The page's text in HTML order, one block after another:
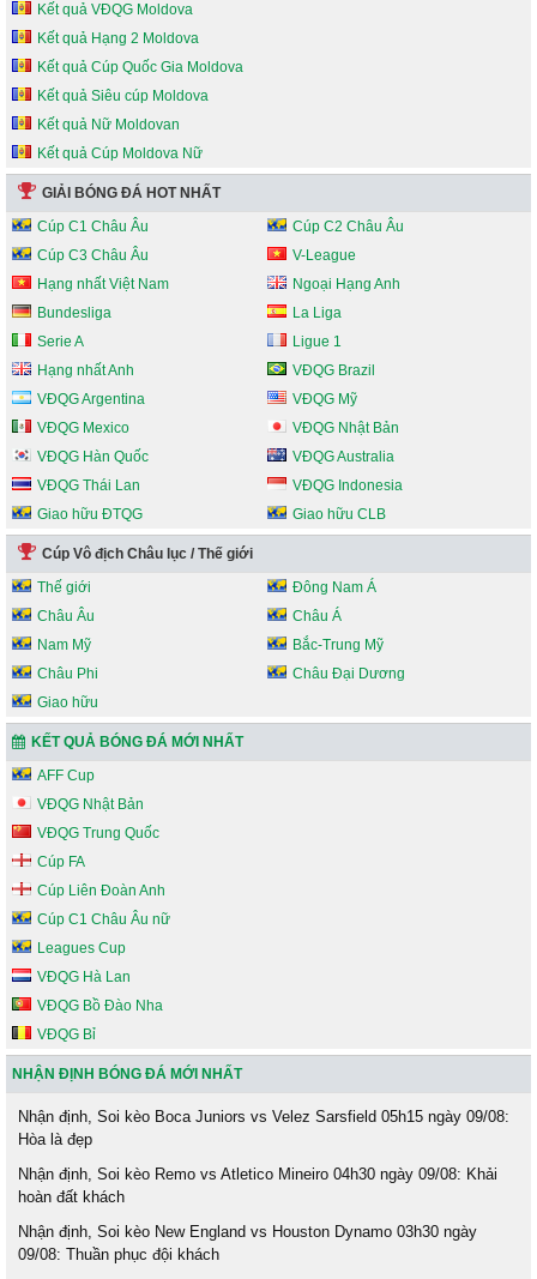
Kết quả VĐQG Moldova
Kết quả Hạng 2 Moldova
Kết quả Cúp Quốc Gia Moldova
Kết quả Siêu cúp Moldova
Kết quả Nữ Moldovan
Kết quả Cúp Moldova Nữ
GIẢI BÓNG ĐÁ HOT NHẤT
Cúp C1 Châu Âu
Cúp C2 Châu Âu
Cúp C3 Châu Âu
V-League
Hạng nhất Việt Nam
Ngoại Hạng Anh
Bundesliga
La Liga
Serie A
Ligue 1
Hạng nhất Anh
VĐQG Brazil
VĐQG Argentina
VĐQG Mỹ
VĐQG Mexico
VĐQG Nhật Bản
VĐQG Hàn Quốc
VĐQG Australia
VĐQG Thái Lan
VĐQG Indonesia
Giao hữu ĐTQG
Giao hữu CLB
Cúp Vô địch Châu lục / Thế giới
Thế giới
Đông Nam Á
Châu Âu
Châu Á
Nam Mỹ
Bắc-Trung Mỹ
Châu Phi
Châu Đại Dương
Giao hữu
KẾT QUẢ BÓNG ĐÁ MỚI NHẤT
AFF Cup
VĐQG Nhật Bản
VĐQG Trung Quốc
Cúp FA
Cúp Liên Đoàn Anh
Cúp C1 Châu Âu nữ
Leagues Cup
VĐQG Hà Lan
VĐQG Bồ Đào Nha
VĐQG Bỉ
NHẬN ĐỊNH BÓNG ĐÁ MỚI NHẤT
Nhận định, Soi kèo Boca Juniors vs Velez Sarsfield 05h15 ngày 09/08:
Hòa là đẹp
Nhận định, Soi kèo Remo vs Atletico Mineiro 04h30 ngày 09/08: Khải
hoàn đất khách
Nhận định, Soi kèo New England vs Houston Dynamo 03h30 ngày
09/08: Thuần phục đội khách